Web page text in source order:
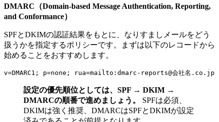
DMARC（Domain-based Message Authentication, Reporting,
and Conformance）
SPFとDKIMの認証結果をもとに、なりすましメールをどう
扱うかを指定するポリシーです。まずは以下のレコードから
始めることをおすすめします。
設定の優先順位としては、SPF → DKIM →
DMARCの順番で進めましょう。
SPFは必須、
DKIMは強く推奨、DMARCはSPFとDKIMが設定